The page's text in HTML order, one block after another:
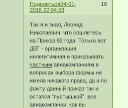
Поделиться 19
24-01-
2018 22:04:23
Так я и знал, Леонид
Николаевич, что сошлетесь
на Приказ 92 года. Только вот
ДВТ - организация
нелегитимная и приказывать
частным авиакомпаниям в
вопросах выбора формы не
имела никакого права, да и по
факту данный приказ так и
остался "пустышкой", все
авиакомпании, как вы